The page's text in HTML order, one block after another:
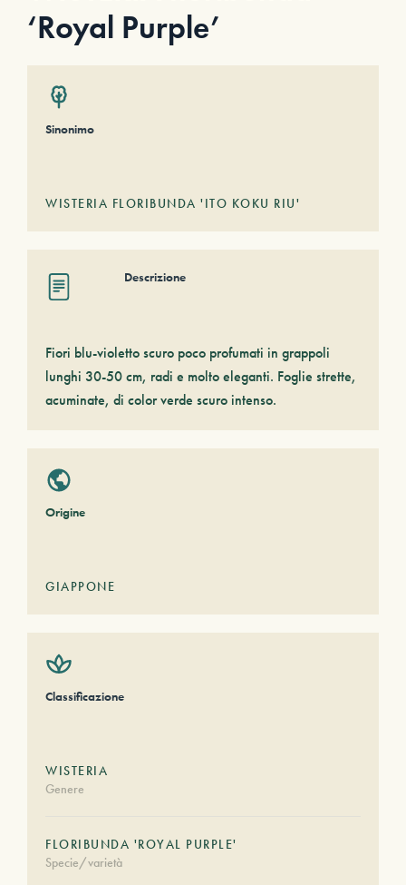
‘Royal Purple’
Sinonimo
WISTERIA FLORIBUNDA 'ITO KOKU RIU'
Descrizione
Fiori blu-violetto scuro poco profumati in grappoli
lunghi 30-50 cm, radi e molto eleganti. Foglie strette,
acuminate, di color verde scuro intenso.
Origine
GIAPPONE
Classificazione
WISTERIA
Genere
FLORIBUNDA 'ROYAL PURPLE'
Specie/varietà